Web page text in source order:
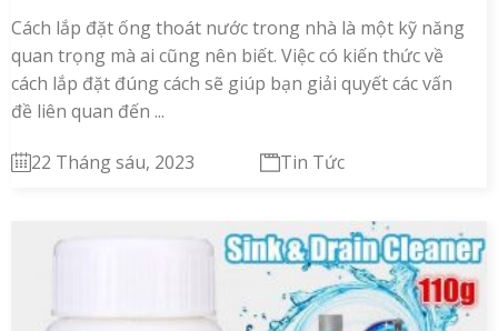
Cách lắp đặt ống thoát nước trong nhà là một kỹ năng
quan trọng mà ai cũng nên biết. Việc có kiến thức về
cách lắp đặt đúng cách sẽ giúp bạn giải quyết các vấn
đề liên quan đến ...
22 Tháng sáu, 2023 Tin Tức